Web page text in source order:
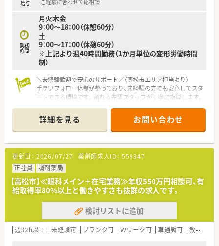
【想定されるキャリアイメージ】
ペシャリストとして成長できます。
■定期的な勉強会や研修を通じて最新の医療知識を習得し、継続
的にスキルを高めていける環境です。
■将来的には店舗運営やマネジメント業務にも携わるチャンス
があり、キャリアの幅が広がります。
給与 ご経験に合わせて応相談
勤務
時間
月火木金
9：00～18：00（休憩60分）
土
9：00～17：00（休憩60分）
※上記より週40時間勤務（1か月単位の変形労働時間
制）
＼未経験歓迎で安心のサポート／（高松市エリア担当より）
手厚いフォロー体制が整っており、未経験の方でも安心してスタ
ートできる環境です。頼れる先輩スタッフが丁寧に指導します。
【店舗情報と応需状況について】
■最寄り駅からお車で8分ほどの立地にあり、マイカーでの通勤
が便利な調剤薬局でございます。
■応需科目は小児科をメインとしており、1日あたり平均70枚ほ
どの処方箋を応需しております。
■現在は薬剤師が2名体制で勤務しており、小児科領域の専門的
なスキルを磨ける環境でございます。
■電子薬歴はもちろんのこと、ユヤマのロボットアーム式散剤全
自動分包機も導入しています。小児科ですが、調剤の負担を軽減
させるために設備はしっかり導入しています。
【法人特徴】
■徳島に本社を置き、四国中心に関西エリアにも店舗を展開され
詳細を見る お問い合わせ
更新日： 2026/07/27 薬剤師求人ID： 559347
正社員
調剤薬局
【高松市】≪眼科メイン＋在宅業務≫年収550万円相談可、有
給取得率80%以上と働きやすさも抜群の求人です。
検討リストに追加
週32h以上 未経験可 ブランク可 Ｗワーク可 車通勤可 教育制度あり